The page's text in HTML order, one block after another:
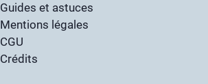
Guides et astuces
Mentions légales
CGU
Crédits